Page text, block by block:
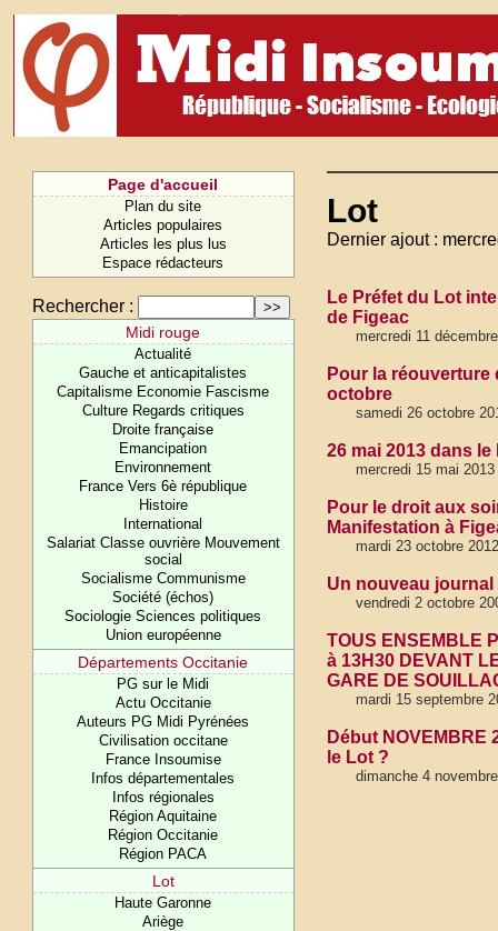
Page d'accueil
Plan du site
Articles populaires
Articles les plus lus
Espace rédacteurs
Rechercher :
Midi rouge
Actualité
Gauche et anticapitalistes
Capitalisme Economie Fascisme
Culture Regards critiques
Droite française
Emancipation
Environnement
France Vers 6è république
Histoire
International
Salariat Classe ouvrière Mouvement
social
Socialisme Communisme
Société (échos)
Sociologie Sciences politiques
Union européenne
Départements Occitanie
PG sur le Midi
Actu Occitanie
Auteurs PG Midi Pyrénées
Civilisation occitane
France Insoumise
Infos départementales
Infos régionales
Région Aquitaine
Région Occitanie
Région PACA
Lot
Haute Garonne
Ariège
Lot
Dernier ajout :
Le Préfet du Lot
de Figeac
mercredi 11
Pour la réouverture
octobre
samedi 26 octobre
26 mai 2013 dans
mercredi 15 mai 2013
Pour le droit aux
Manifestation à
mardi 23 octobre 2012
Un nouveau
vendredi 2 octobre
TOUS ENSEMBLE
à 13H30 DEVANT
GARE DE
mardi 15 septembre
Début NOVEMBRE
le Lot ?
dimanche 4